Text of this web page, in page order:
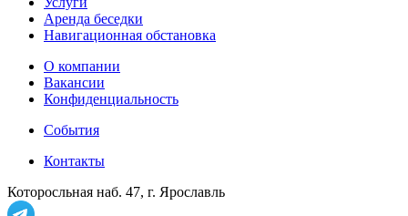
Аренда беседки
Навигационная обстановка
О компании
Вакансии
Конфиденциальность
События
Контакты
Которосльная наб. 47, г. Ярославль